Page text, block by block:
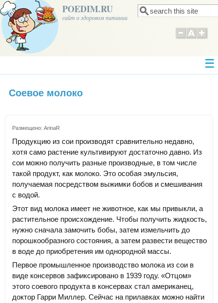
POEDIM.RU
сайт о здоровом питании Форма поиска
Поиск
Соевое молоко
Размещено: ArinaR
Продукцию из сои производят сравнительно недавно,
хотя само растение культивируют достаточно давно. Из
сои можно получить разные производные, в том числе
такой продукт, как молоко. Это особая эмульсия,
получаемая посредством выжимки бобов и смешивания
с водой.
Этот вид молока имеет не животное, как мы привыкли, а
растительное происхождение. Чтобы получить жидкость,
нужно сначала замочить бобы, затем измельчить до
порошкообразного состояния, а затем развести вещество
в воде до приобретения им однородной массы.
Первое промышленное производство молока из сои в
виде консервов зафиксировано в 1939 году. «Отцом»
этого соевого продукта в консервах стал американец,
доктор Гарри Миллер. Сейчас на прилавках можно найти